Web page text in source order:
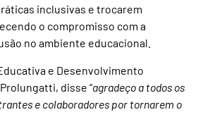
inclusivas e trocarem
o compromisso com a
no ambiente educacional.
e Desenvolvimento
disse “agradeço a todos os
e colaboradores por tornarem o